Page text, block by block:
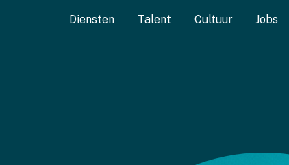
Diensten Talent Cultuur Jobs